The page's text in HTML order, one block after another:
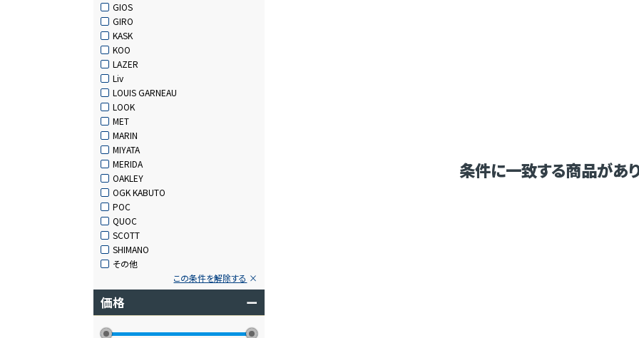
GIOS
GIRO
KASK
KOO
LAZER
Liv
LOUIS GARNEAU
LOOK
MET
MARIN
MIYATA
MERIDA
OAKLEY
OGK KABUTO
POC
QUOC
SCOTT
SHIMANO
その他
この条件を解除する
価格 ー
条件に一致する商品があ